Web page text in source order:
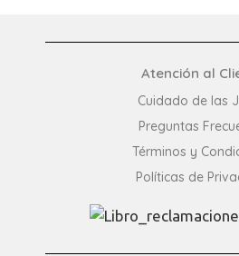
Atención al
Cuidado de las
Preguntas
Términos y
Políticas de